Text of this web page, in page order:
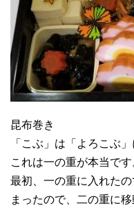
昆布巻き
「こぶ」は「よろこぶ
これは一の重が本当です
最初、一の重に入れた
まったので、二の重に移